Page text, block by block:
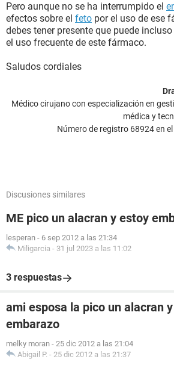
Pero aunque no se ha interrumpido el
efectos sobre el feto por el uso de ese
debes tener presente que puede
el uso frecuente de este fármaco.
Saludos cordiales
Médico cirujano con especialización en
médica y
Número de registro 68924 en
Discusiones similares
ME pico un alacran y estoy
lesperan - 6 sep 2012 a las 21:34
Miligarcia - 31 jul 2023 a las 11:02
3 respuestas
ami esposa la pico un alacran
embarazo
melky moran - 25 dic 2012 a las 21:04
Abigail P. - 25 dic 2012 a las 21:37